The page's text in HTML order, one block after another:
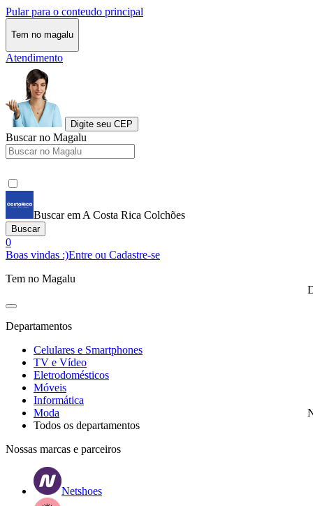
Pular para o conteudo principal
Tem no magalu
Atendimento
Digite seu CEP
Buscar no Magalu
Buscar em A Costa Rica Colchões
Buscar
0
Boas vindas :)Entre ou Cadastre-se
Tem no Magalu
Departamentos
Celulares e Smartphones
TV e Vídeo
Eletrodomésticos
Móveis
Informática
Moda
Todos os departamentos
Nossas marcas e parceiros
Netshoes